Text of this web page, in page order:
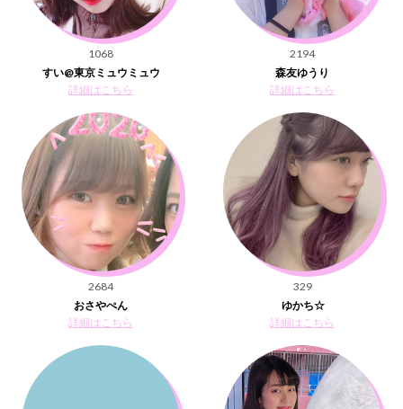
1068
すい@東京ミュウミュウ
詳細はこちら
2194
森友ゆうり
詳細はこちら
2684
おさやぺん
詳細はこちら
329
ゆかち☆
詳細はこちら